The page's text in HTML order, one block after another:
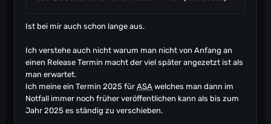
Ist bei mir auch schon lange aus.
Ich verstehe auch nicht warum man nicht von Anfang an
einen Release Termin macht der viel später angezetzt ist als
man erwartet.
Ich meine ein Termin 2025 für ASA welches man dann im
Notfall immer noch früher veröffentlichen kann als bis zum
Jahr 2025 es ständig zu verschieben.